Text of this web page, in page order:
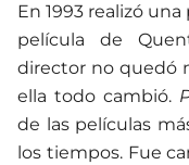
En 1993 realizó
película de
director no quedó
ella todo cambió.
de las películas
los tiempos. Fue